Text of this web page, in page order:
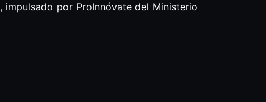
, impulsado por ProInnóvate del Ministerio